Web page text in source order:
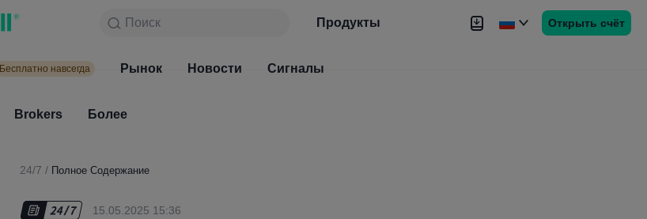
Поиск Продукты
Графики Бесплатно навсегда Рынок Новости
Открыть счёт
Продукты
Бесплатно навсегда Рынок Новости Сигналы
Brokers Более
24/7 / Полное Содержание
15.05.2025 15:36